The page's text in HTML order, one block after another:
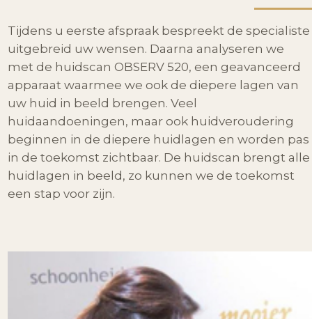
Tijdens u eerste afspraak bespreekt de specialiste
uitgebreid uw wensen. Daarna analyseren we
met de huidscan OBSERV 520, een geavanceerd
apparaat waarmee we ook de diepere lagen van
uw huid in beeld brengen. Veel
huidaandoeningen, maar ook huidveroudering
beginnen in de diepere huidlagen en worden pas
in de toekomst zichtbaar. De huidscan brengt alle
huidlagen in beeld, zo kunnen we de toekomst
een stap voor zijn.